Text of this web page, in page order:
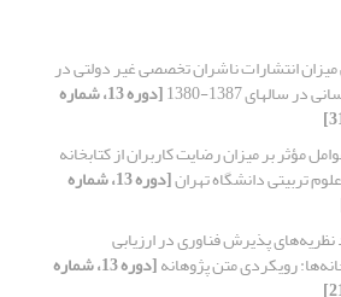
انتشارات ناشران تخصصی غیر دولتی در
سالهای 1387-1380 [دوره 13، شماره
مؤثر بر میزان رضایت کاربران از کتابخانه
تربیتی دانشگاه تهران [دوره 13، شماره
نظریه‌های پذیرش فناوری در ارزیابی
رویکردی متن پژوهانه [دوره 13، شماره